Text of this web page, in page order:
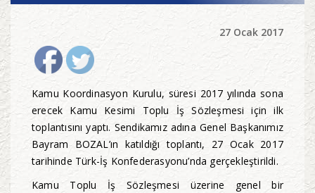
27 Ocak 2017
Kamu Koordinasyon Kurulu, süresi 2017 yılında sona
erecek Kamu Kesimi Toplu İş Sözleşmesi için ilk
toplantısını yaptı. Sendikamız adına Genel Başkanımız
Bayram BOZAL’ın katıldığı toplantı, 27 Ocak 2017
tarihinde Türk-İş Konfederasyonu’nda gerçekleştirildi.
Kamu Toplu İş Sözleşmesi üzerine genel bir